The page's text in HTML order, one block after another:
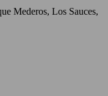
Mederos, Los Sauces,